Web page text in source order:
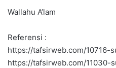
Wallahu A’lam
Referensi :
https://tafsirweb.com/10716-
https://tafsirweb.com/11030-